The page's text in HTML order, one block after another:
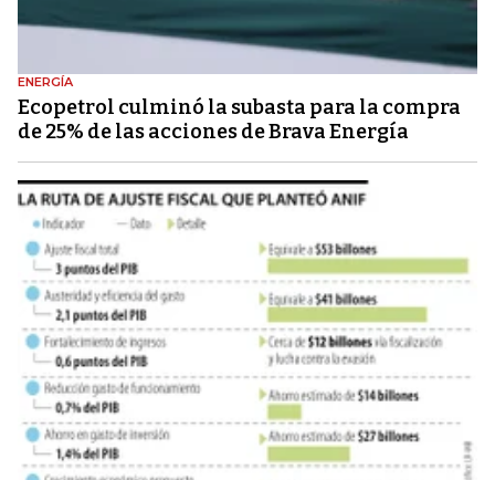
ENERGÍA
Ecopetrol culminó la subasta para la compra
de 25% de las acciones de Brava Energía